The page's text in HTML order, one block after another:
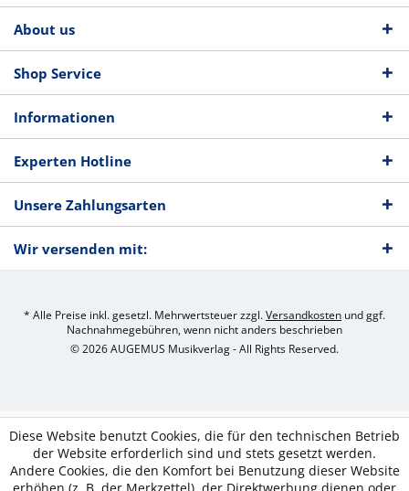
About us
Shop Service
Informationen
Experten Hotline
Unsere Zahlungsarten
Wir versenden mit:
* Alle Preise inkl. gesetzl. Mehrwertsteuer zzgl.Versandkosten und ggf.
Nachnahmegebühren, wenn nicht anders beschrieben
© 2026 AUGEMUS Musikverlag - All Rights Reserved.
Diese Website benutzt Cookies, die für den technischen Betrieb
der Website erforderlich sind und stets gesetzt werden.
Andere Cookies, die den Komfort bei Benutzung dieser Website